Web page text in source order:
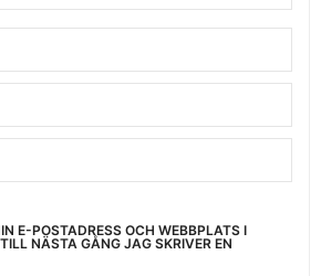
E-POSTADRESS OCH WEBBPLATS I
NÄSTA GÅNG JAG SKRIVER EN